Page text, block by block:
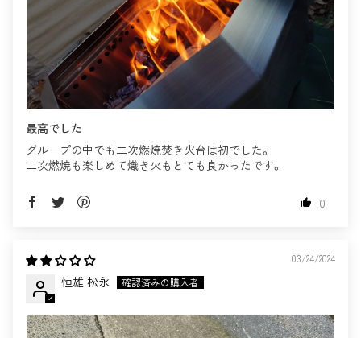
最高でした
グループの中でも二次燃焼焚き火台は初でした。
二次燃焼も楽しめて熾き火もとても良かったです。
0
03/24/2024
恒雄 松永